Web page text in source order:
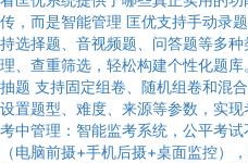
传，而是智能管理 匡优支持手动录
持选择题、音视频题、问答题等多
理、查重筛选，轻松构建个性化题
抽题 支持固定组卷、随机组卷和混
设置题型、难度、来源等参数，实
考中管理：智能监考系统，公平考
（电脑前摄+手机后摄+桌面监控）